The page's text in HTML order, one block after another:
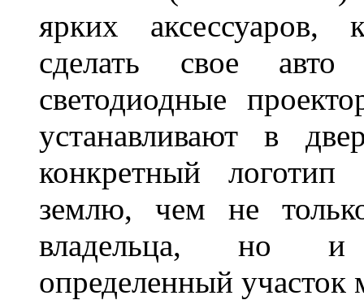
ярких аксессуаров,
сделать свое
светодиодные
устанавливают в
конкретный логотип
землю, чем не
владельца, но и
определенный участок